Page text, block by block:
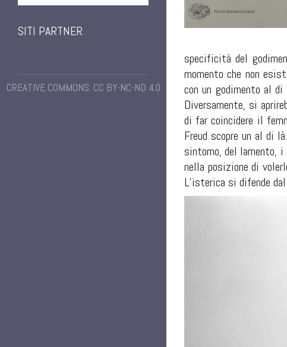
SITI PARTNER
CREATIVE COMMONS: CC BY-NC-ND 4.0
specificità del
momento che non
con un godimento al
Diversamente, si
di far coincidere il
Freud scopre un al di
sintomo, del lamento,
nella posizione di
L’isterica si difende